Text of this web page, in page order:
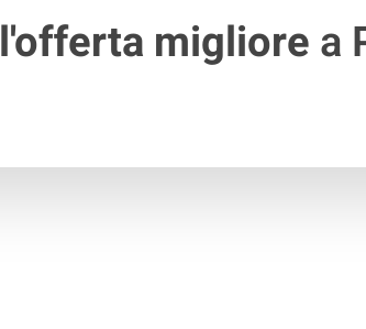
l'offerta migliorea